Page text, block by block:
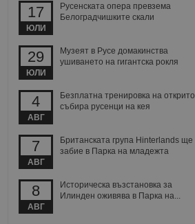
17
ЮЛИ
Русенската опера превзема
Белоградчишките скали
29
ЮЛИ
Музеят в Русе домакинства
ушиването на гигантска рокля
4
АВГ
Безплатна тренировка на открито
събира русенци на кея
7
АВГ
Британската група Hinterlands ще
забие в Парка на младежта
8
АВГ
Историческа възстановка за
Илинден оживява в Парка на...
за да се правят
уебсайт.
на
на бисквитките,
съответствие и
и
и предоставя
използва
потребител може
поведение и
Описание